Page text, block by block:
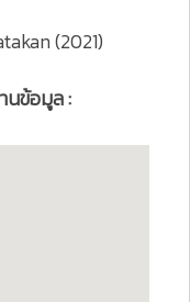
(2021)
ข้อมูล :